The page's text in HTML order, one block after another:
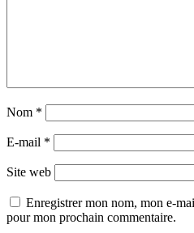
Nom *
E-mail *
Site web
Enregistrer mon nom, mon e-
pour mon prochain commentaire.